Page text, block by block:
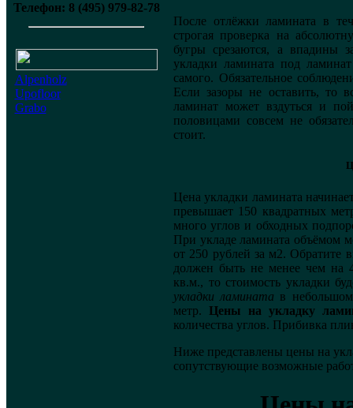
Телефон: 8 (495) 979-82-78
Alpenholz
Upofloor
Grabo
После отлёжки ламината в
строгая проверка на
бугры срезаются, а впадины
укладки ламината под
самого. Обязательное
Если зазоры не оставить, то
ламинат может вздуться и
половицами совсем не
стоит.
Цена укладки ламината
превышает 150 квадратных
много углов и обходных
При укладе ламината объёмом
от 250 рублей за м2. Обратите
должен быть не менее чем на
кв.м., то стоимость укладки
укладки ламината в
метр. Цены на укладку
количества углов. Прибивка
Ниже представлены цены на
сопутствующие возможные